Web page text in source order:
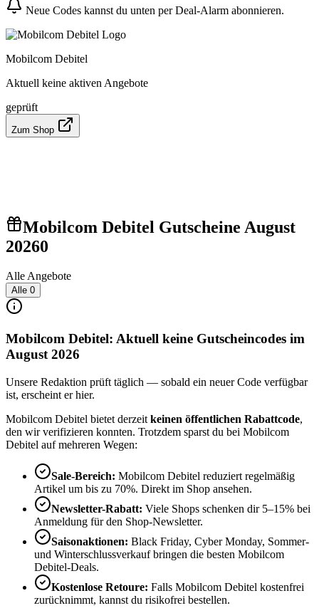
Neue Codes kannst du unten per Deal-Alarm abonnieren.
Mobilcom Debitel
Aktuell keine aktiven Angebote
geprüft
Zum Shop
Mobilcom Debitel Gutscheine August
20260
Alle Angebote
Alle 0
Mobilcom Debitel: Aktuell keine Gutscheincodes im
August 2026
Unsere Redaktion prüft täglich — sobald ein neuer Code verfügbar
ist, erscheint er hier.
Mobilcom Debitel bietet derzeit keinen öffentlichen Rabattcode,
den wir verifizieren konnten. Trotzdem sparst du bei Mobilcom
Debitel auf mehreren Wegen:
Sale-Bereich: Mobilcom Debitel reduziert regelmäßig
Artikel um bis zu 70%. Direkt im Shop ansehen.
Newsletter-Rabatt: Viele Shops schenken dir 5–15% bei
Anmeldung für den Shop-Newsletter.
Saisonaktionen: Black Friday, Cyber Monday, Sommer-
und Winterschlussverkauf bringen die besten Mobilcom
Debitel-Deals.
Kostenlose Retoure: Falls Mobilcom Debitel kostenfrei
zurücknimmt, kannst du risikofrei bestellen.